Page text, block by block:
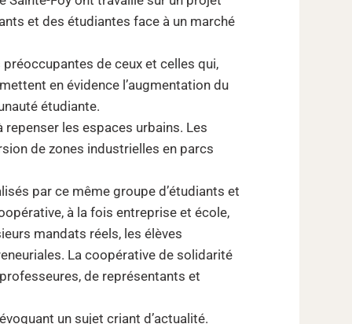
et des étudiantes face à un marché
de ceux et celles qui,
en évidence l’augmentation du
étudiante.
les espaces urbains. Les
de zones industrielles en parcs
par ce même groupe d’étudiants et
à la fois entreprise et école,
mandats réels, les élèves
La coopérative de solidarité
de représentants et
un sujet criant d’actualité.